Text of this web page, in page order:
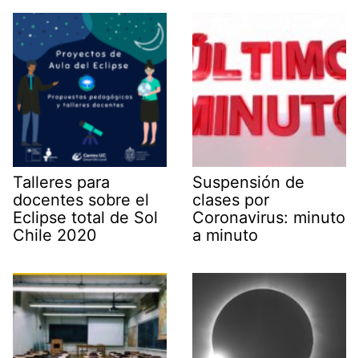
Talleres para
docentes sobre el
Eclipse total de Sol
Chile 2020
Suspensión de
clases por
Coronavirus: minuto
a minuto